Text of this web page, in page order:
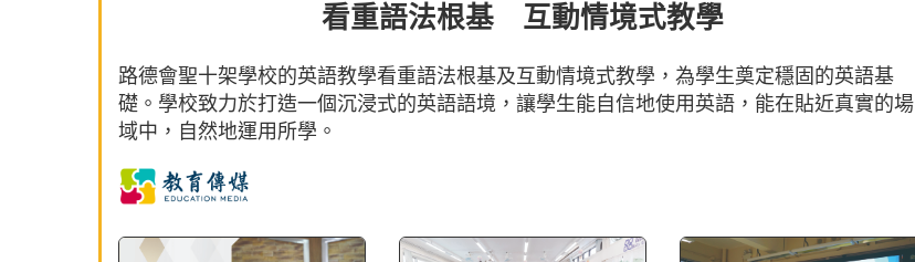
看重語法根基 互動情境式教學
路德會聖十架學校的英語教學看重語法根基及互動情境式教學，為學生奠定穩固的英語基
礎。學校致力於打造一個沉浸式的英語語境，讓學生能自信地使用英語，能在貼近真實的場
域中，自然地運用所學。